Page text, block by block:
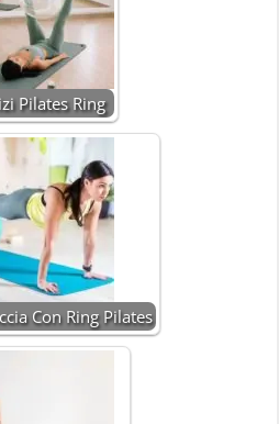
Pilates Ring
Con Ring Pilates